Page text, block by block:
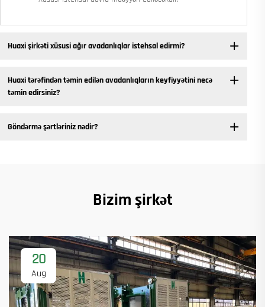
Huaxi şirkəti xüsusi ağır avadanlıqlar istehsal edirmi?
Huaxi tərəfindən təmin edilən avadanlıqların keyfiyyətini necə
təmin edirsiniz?
Göndərmə şərtləriniz nədir?
Bizim şirkət
20
Aug